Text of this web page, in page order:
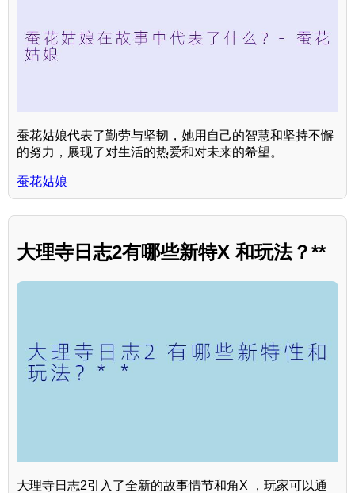
蚕花姑娘代表了勤劳与坚韧，她用自己的智慧和坚持不懈
的努力，展现了对生活的热爱和对未来的希望。
蚕花姑娘
大理寺日志2有哪些新特X 和玩法？**
大理寺日志2引入了全新的故事情节和角X ，玩家可以通